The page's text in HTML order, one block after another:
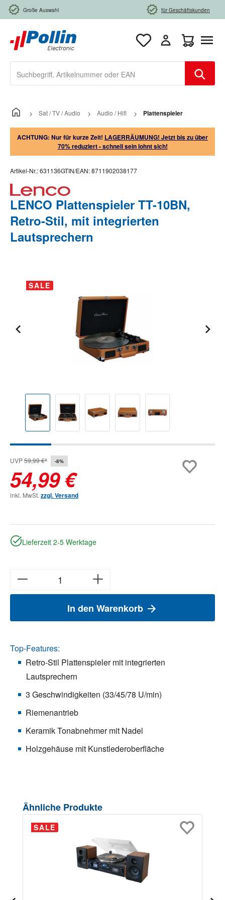
Zum Hauptinhalt springen
Große Auswahl für Geschäftskunden
Sat / TV / Audio Audio / Hifi Plattenspieler
ACHTUNG: Nur für kurze Zeit! LAGERRÄUMUNG! Jetzt bis zu über
70% reduziert - schnell sein lohnt sich!
Artikel-Nr.:631136GTIN/EAN:8711902038177
LENCO Plattenspieler TT-10BN,
Retro-Stil, mit integrierten
Lautsprechern
Bildergalerie überspringen
SALE
UVP59,99 €* -8%
54,99 €
inkl. MwSt. zzgl. Versand
Lieferzeit 2-5 Werktage
In den Warenkorb
Top-Features:
Retro-Stil Plattenspieler mit integrierten
Lautsprechern
3 Geschwindigkeiten (33/45/78 U/min)
Riemenantrieb
Keramik Tonabnehmer mit Nadel
Holzgehäuse mit Kunstlederoberfläche
Produktgalerie überspringen
Ähnliche Produkte
SALE